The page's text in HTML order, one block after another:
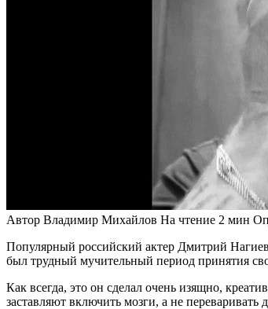
Автор Владимир Михайлов На чтение 2 мин
Популярный российский актер Дмитрий
был трудный мучительный период принятия
Как всегда, это он сделал очень изящно,
заставляют включить мозги, а не